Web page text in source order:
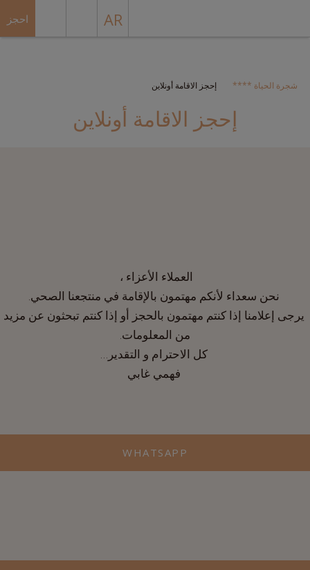
AR احجز
شجرة الحياة **** إحجز الاقامة أونلاين
إحجز الاقامة أونلاين
العملاء الأعزاء ،
نحن سعداء لأنكم مهتمون بالإقامة في منتجعنا الصحي.
يرجى إعلامنا إذا كنتم مهتمون بالحجز أو إذا كنتم تبحثون عن مزيد
من المعلومات.
كل الاحترام و التقدير…
فهمي غابي
WHATSAPP